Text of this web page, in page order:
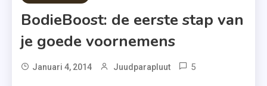
BodieBoost: de eerste stap van
je goede voornemens
Januari 4, 2014 Juudparapluut 5